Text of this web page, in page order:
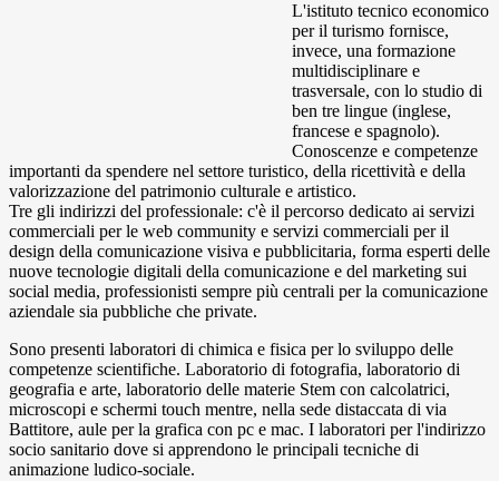
L'istituto tecnico economico
per il turismo fornisce,
invece, una formazione
multidisciplinare e
trasversale, con lo studio di
ben tre lingue (inglese,
francese e spagnolo).
Conoscenze e competenze
importanti da spendere nel settore turistico, della ricettività e della
valorizzazione del patrimonio culturale e artistico.
Tre gli indirizzi del professionale: c'è il percorso dedicato ai servizi
commerciali per le web community e servizi commerciali per il
design della comunicazione visiva e pubblicitaria, forma esperti delle
nuove tecnologie digitali della comunicazione e del marketing sui
social media, professionisti sempre più centrali per la comunicazione
aziendale sia pubbliche che private.
Sono presenti laboratori di chimica e fisica per lo sviluppo delle
competenze scientifiche. Laboratorio di fotografia, laboratorio di
geografia e arte, laboratorio delle materie Stem con calcolatrici,
microscopi e schermi touch mentre, nella sede distaccata di via
Battitore, aule per la grafica con pc e mac. I laboratori per l'indirizzo
socio sanitario dove si apprendono le principali tecniche di
animazione ludico-sociale.